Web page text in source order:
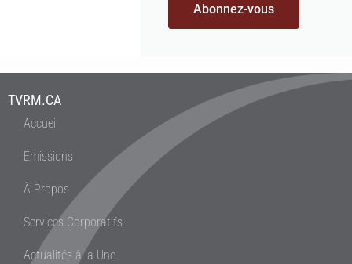
Abonnez-vous
TVRM.CA
Accueil
Émissions
À Propos
Services Corporatifs
Actualités à la Une